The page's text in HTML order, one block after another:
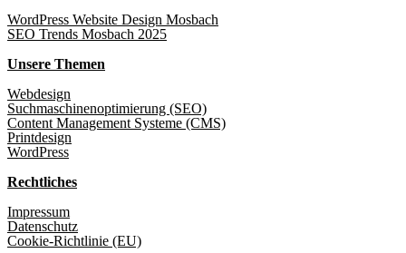
WordPress Website Design Mosbach
SEO Trends Mosbach 2025
Unsere Themen
Webdesign
Suchmaschinenoptimierung (SEO)
Content Management Systeme (CMS)
Printdesign
WordPress
Rechtliches
Impressum
Datenschutz
Cookie-Richtlinie (EU)